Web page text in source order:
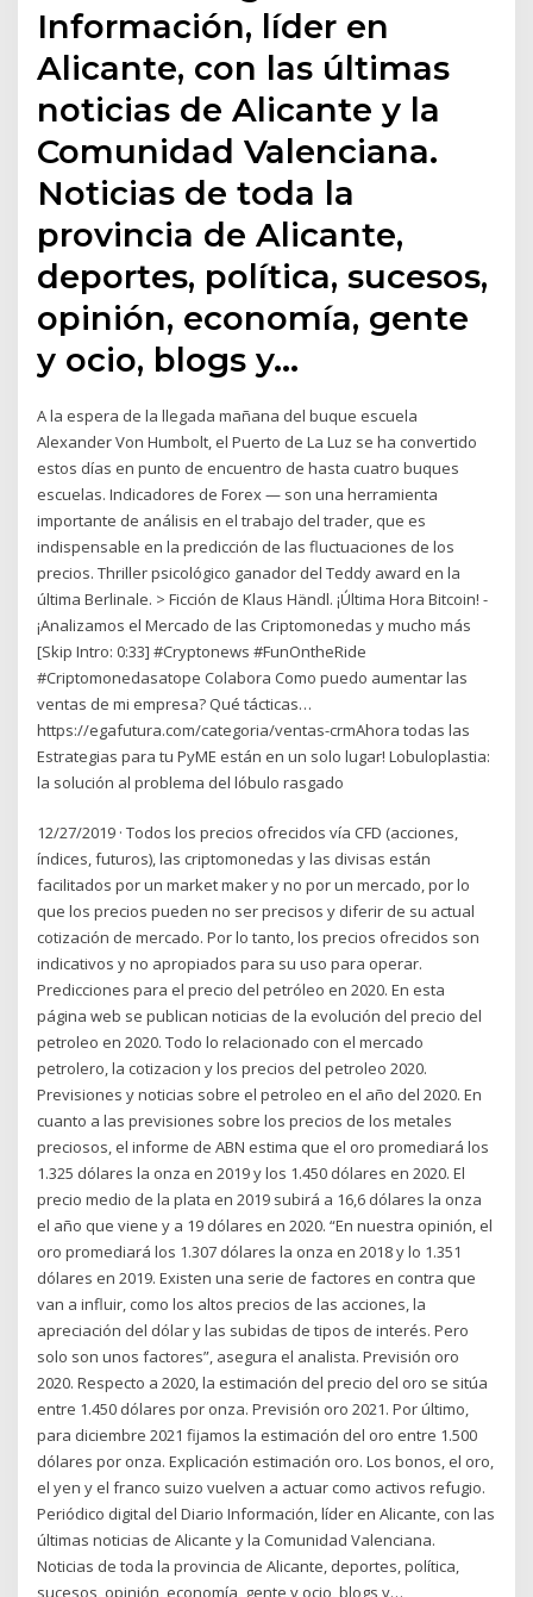
Información, líder en
Alicante, con las últimas
noticias de Alicante y la
Comunidad Valenciana.
Noticias de toda la
provincia de Alicante,
deportes, política, sucesos,
opinión, economía, gente
y ocio, blogs y…
A la espera de la llegada mañana del buque escuela
Alexander Von Humbolt, el Puerto de La Luz se ha convertido
estos días en punto de encuentro de hasta cuatro buques
escuelas. Indicadores de Forex — son una herramienta
importante de análisis en el trabajo del trader, que es
indispensable en la predicción de las fluctuaciones de los
precios. Thriller psicológico ganador del Teddy award en la
última Berlinale. > Ficción de Klaus Händl. ¡Última Hora Bitcoin! -
¡Analizamos el Mercado de las Criptomonedas y mucho más
[Skip Intro: 0:33] #Cryptonews #FunOntheRide
#Criptomonedasatope Colabora️ Como puedo aumentar las
ventas de mi empresa? Qué tácticas…
https://egafutura.com/categoria/ventas-crmAhora todas las
Estrategias para tu PyME están en un solo lugar! Lobuloplastia:
la solución al problema del lóbulo rasgado
12/27/2019 · Todos los precios ofrecidos vía CFD (acciones,
índices, futuros), las criptomonedas y las divisas están
facilitados por un market maker y no por un mercado, por lo
que los precios pueden no ser precisos y diferir de su actual
cotización de mercado. Por lo tanto, los precios ofrecidos son
indicativos y no apropiados para su uso para operar.
Predicciones para el precio del petróleo en 2020. En esta
página web se publican noticias de la evolución del precio del
petroleo en 2020. Todo lo relacionado con el mercado
petrolero, la cotizacion y los precios del petroleo 2020.
Previsiones y noticias sobre el petroleo en el año del 2020. En
cuanto a las previsiones sobre los precios de los metales
preciosos, el informe de ABN estima que el oro promediará los
1.325 dólares la onza en 2019 y los 1.450 dólares en 2020. El
precio medio de la plata en 2019 subirá a 16,6 dólares la onza
el año que viene y a 19 dólares en 2020. “En nuestra opinión, el
oro promediará los 1.307 dólares la onza en 2018 y lo 1.351
dólares en 2019. Existen una serie de factores en contra que
van a influir, como los altos precios de las acciones, la
apreciación del dólar y las subidas de tipos de interés. Pero
solo son unos factores”, asegura el analista. Previsión oro
2020. Respecto a 2020, la estimación del precio del oro se sitúa
entre 1.450 dólares por onza. Previsión oro 2021. Por último,
para diciembre 2021 fijamos la estimación del oro entre 1.500
dólares por onza. Explicación estimación oro. Los bonos, el oro,
el yen y el franco suizo vuelven a actuar como activos refugio.
Periódico digital del Diario Información, líder en Alicante, con las
últimas noticias de Alicante y la Comunidad Valenciana.
Noticias de toda la provincia de Alicante, deportes, política,
sucesos, opinión, economía, gente y ocio, blogs y…